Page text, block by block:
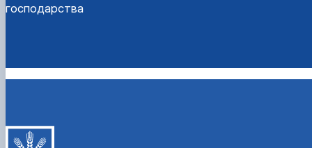
господарства